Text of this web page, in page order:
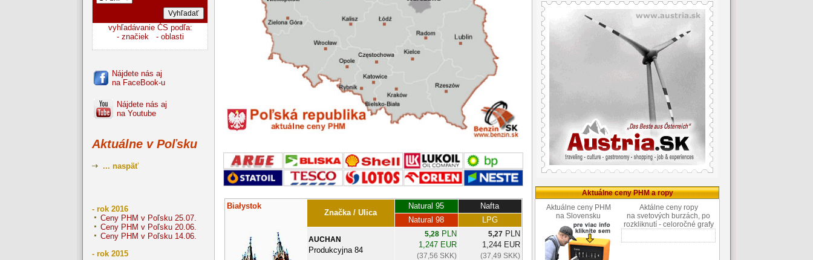
vyhľadávanie ČS podľa:
- značiek
- oblasti
Nájdete nás aj
na FaceBook-u
Nájdete nás aj
na Youtube
Aktuálne v Poľsku
... naspäť
- rok 2016
Ceny PHM v Poľsku 25.07.
Ceny PHM v Poľsku 20.06.
Ceny PHM v Poľsku 14.06.
- rok 2015
Białystok
Značka / Ulica
Natural 95
Nafta
Natural 98
LPG
AUCHAN
Produkcyjna 84
5,28PLN
1,247 EUR
(37,56 SKK)
5,27PLN
1,244 EUR
(37,49 SKK)
Aktuálne ceny PHM a ropy
Aktuálne ceny PHM
na Slovensku
Aktálne ceny ropy
na svetových burzách, po
rozkliknutí - celoročné grafy